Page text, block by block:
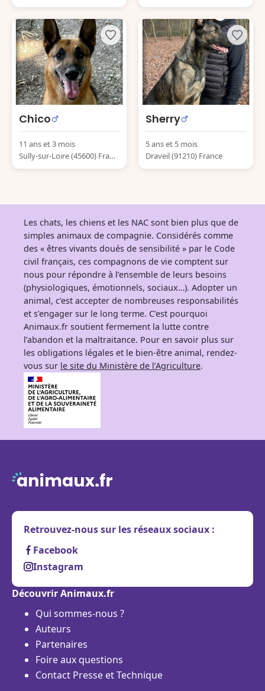
Chico
11 ans et 3 mois
Sully-sur-Loire (45600) Franc
e
Sherry
5 ans et 5 mois
Draveil (91210) France
Les chats, les chiens et les NAC sont bien plus que de
simples animaux de compagnie. Considérés comme
des « êtres vivants doués de sensibilité » par le Code
civil français, ces compagnons de vie comptent sur
nous pour répondre à l’ensemble de leurs besoins
(physiologiques, émotionnels, sociaux…). Adopter un
animal, c’est accepter de nombreuses responsabilités
et s’engager sur le long terme. C’est pourquoi
Animaux.fr soutient fermement la lutte contre
l’abandon et la maltraitance. Pour en savoir plus sur
les obligations légales et le bien-être animal, rendez-
vous sur le site du Ministère de l’Agriculture.
Retrouvez-nous sur les réseaux sociaux :
Facebook
Instagram
Découvrir Animaux.fr
Qui sommes-nous ?
Auteurs
Partenaires
Foire aux questions
Contact Presse et Technique